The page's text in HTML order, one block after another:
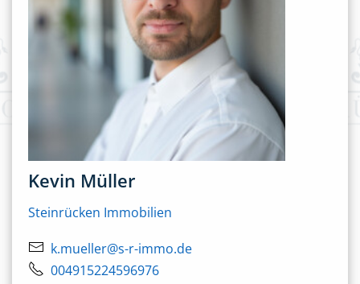
Kevin Müller
Steinrücken Immobilien
k.mueller@s-r-immo.de
004915224596976